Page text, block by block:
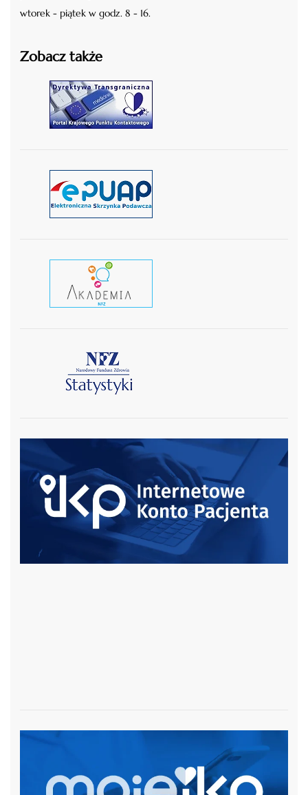
wtorek - piątek w godz. 8 - 16.
Zobacz także
czytaj więcej
czytaj więcej
czytaj więcej
czytaj więcej